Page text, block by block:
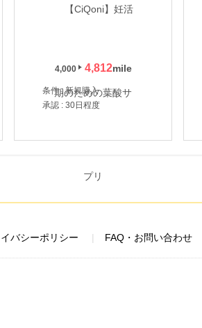
4,000 4,812
条件 : 新規購入
承認 : 30日程度
バシーポリシー FAQ・お問い合わせ